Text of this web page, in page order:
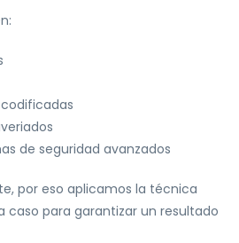
de seguridad avanzados
por eso aplicamos la técnica
caso para garantizar un resultado